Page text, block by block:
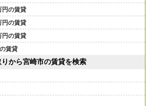
円の賃貸
円の賃貸
円の賃貸
賃貸
りから宮崎市の賃貸を検索